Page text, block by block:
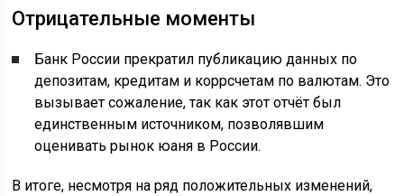
Отрицательные моменты
Банк России прекратил публикацию данных по
депозитам, кредитам и коррсчетам по валютам. Это
вызывает сожаление, так как этот отчёт был
единственным источником, позволявшим
оценивать рынок юаня в России.
В итоге, несмотря на ряд положительных изменений,